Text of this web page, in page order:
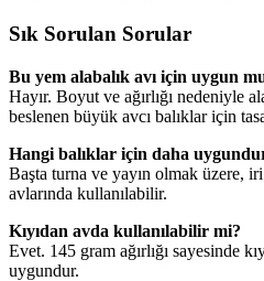
Sık Sorulan Sorular
Bu yem alabalık avı için uygun
Hayır. Boyut ve ağırlığı nedeniyle
beslenen büyük avcı balıklar için
Hangi balıklar için daha
Başta turna ve yayın olmak üzere,
avlarında kullanılabilir.
Kıyıdan avda kullanılabilir mi?
Evet. 145 gram ağırlığı sayesinde
uygundur.